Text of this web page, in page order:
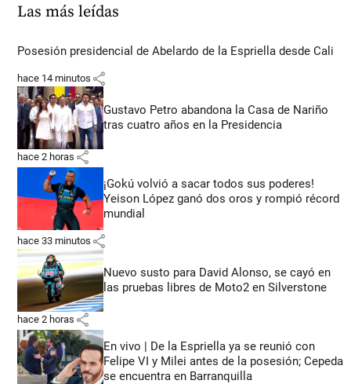
Las más leídas
Posesión presidencial de Abelardo de la Espriella desde Cali
hace 14 minutos share
Gustavo Petro abandona la Casa de Nariño
tras cuatro años en la Presidencia
hace 2 horas share
¡Gokú volvió a sacar todos sus poderes!
Yeison López ganó dos oros y rompió récord
mundial
hace 33 minutos share
Nuevo susto para David Alonso, se cayó en
las pruebas libres de Moto2 en Silverstone
hace 2 horas share
En vivo | De la Espriella ya se reunió con
Felipe VI y Milei antes de la posesión; Cepeda
se encuentra en Barranquilla